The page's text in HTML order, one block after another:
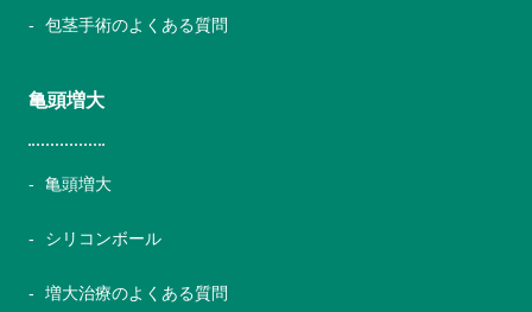
包茎手術のよくある質問
亀頭増大
亀頭増大
シリコンボール
増大治療のよくある質問